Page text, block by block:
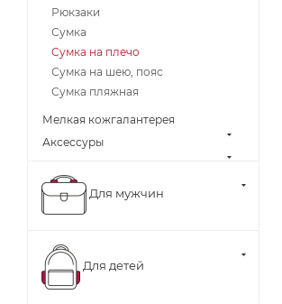
Рюкзаки
Сумка
Сумка на плечо
Сумка на шею, пояс
Сумка пляжная
Мелкая кожгалантерея
Аксессуры
Для мужчин
Для детей